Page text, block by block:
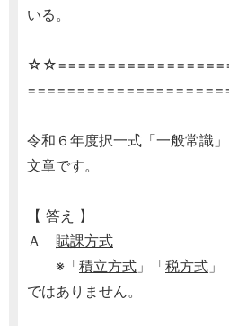
いる。
令和６年度択一式「一般常識
文章です。
【 答え 】
Ａ 賦課方式
※「積立方式 」「税方式 」
ではありません。